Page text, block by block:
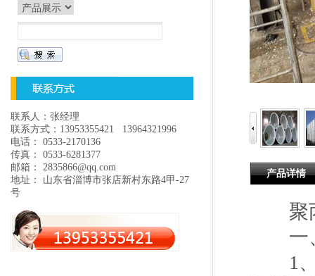
产品详情
聚丙
一、
1、
联系人：张经理
联系方式：13953355421 13964321996
电话： 0533-2170136
传真： 0533-6281377
邮箱： 2835866@qq.com
地址： 山东省淄博市张店新村东路4甲-27
号